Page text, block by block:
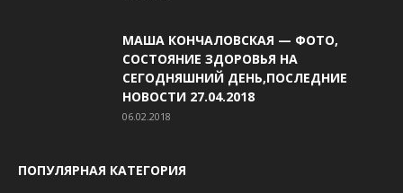
МАША КОНЧАЛОВСКАЯ — ФОТО,
СОСТОЯНИЕ ЗДОРОВЬЯ НА
СЕГОДНЯШНИЙ ДЕНЬ,ПОСЛЕДНИЕ
НОВОСТИ 27.04.2018
06.02.2018
ПОПУЛЯРНАЯ КАТЕГОРИЯ